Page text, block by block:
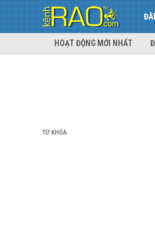
HOẠT ĐỘNG MỚI NHẤT
TỪ KHÓA